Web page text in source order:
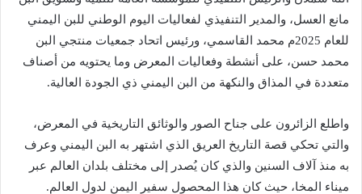
مانع العسل، والمدير التنفيذي لفعاليات اليوم الوطني للبن اليمني
للعام 2025م محمد القاسمي، ورئيس اتحاد جمعيات منتجي البن
محمد حسن، على أنشطة وفعاليات المعرض وما يحتويه من أصناف
متعددة في المذاق والنكهة من البن اليمني ذي الجودة العالية.
واطلع الزائرون على جناح الصور والوثائق التاريخية في المعرض،
والتي تحكي قصة التاريخ العريق الذي اشتهر به البن اليمني وعرف
به منذ آلاف السنين والذي كان يُصدر إلى مختلف بلدان العالم عبر
ميناء المخا، حيث كان هذا المحصول سفير اليمن لدول العالم.